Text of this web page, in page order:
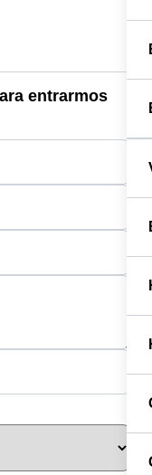
entrarmos